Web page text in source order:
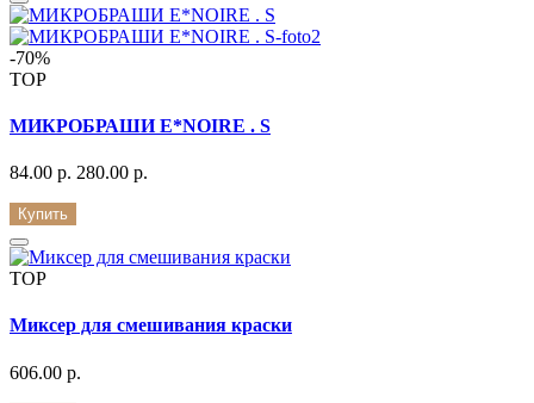
-70%
TOP
МИКРОБРАШИ E*NOIRE . S
84.00 р. 280.00 р.
Купить
TOP
Миксер для смешивания краски
606.00 р.